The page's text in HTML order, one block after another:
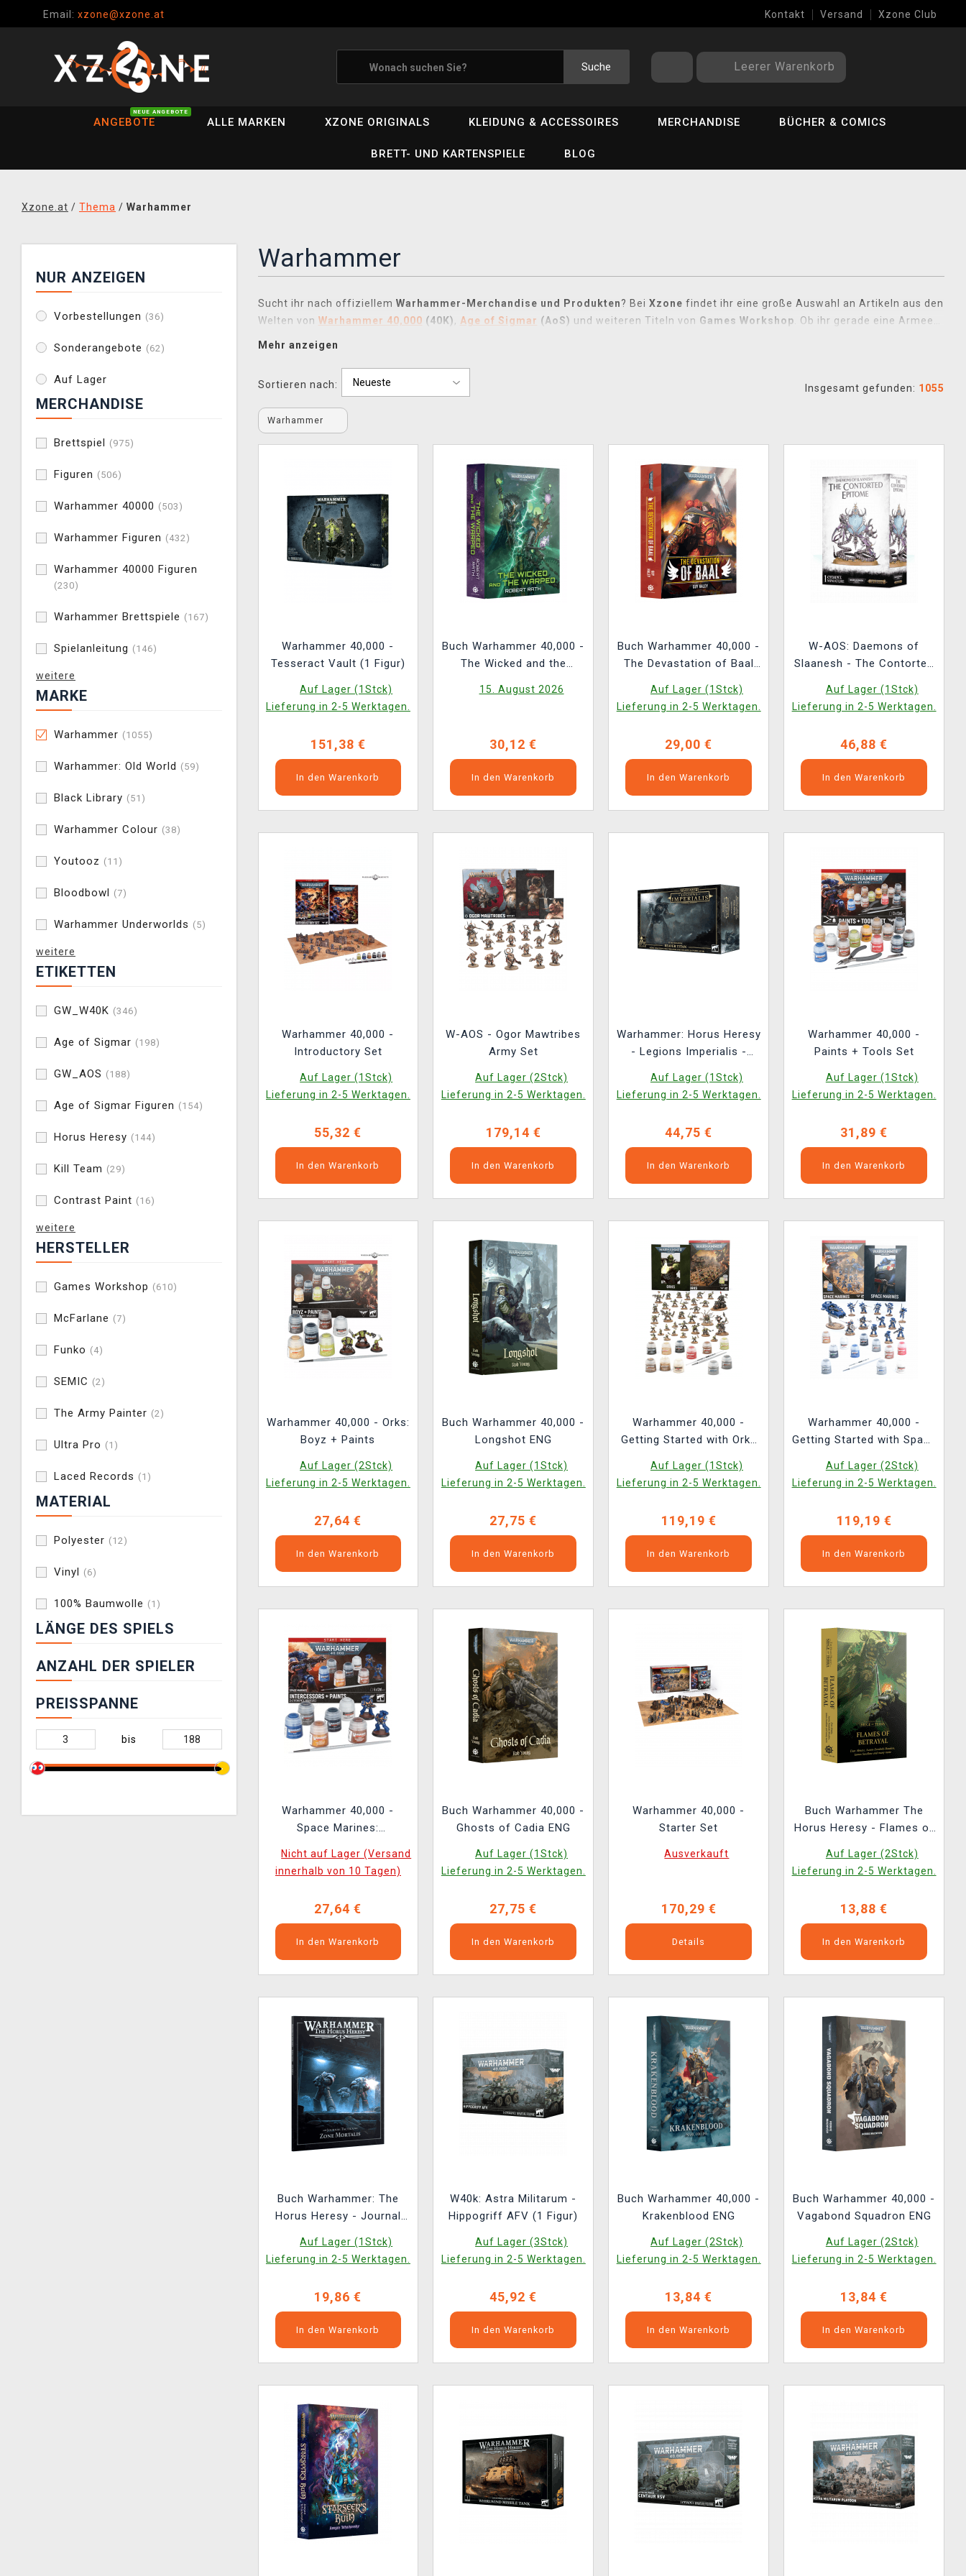
Email: xzone@xzone.at Kontakt Versand Xzone Club
Suche Leerer Warenkorb
ANGEBOTE
NEUE ANGEBOTE
ALLE MARKEN XZONE ORIGINALS KLEIDUNG & ACCESSOIRES MERCHANDISE BÜCHER & COMICS
BRETT- UND KARTENSPIELE BLOG
Xzone.at / Thema / Warhammer
NUR ANZEIGEN
Vorbestellungen (36)
Sonderangebote (62)
Auf Lager
MERCHANDISE
Brettspiel (975)
Figuren (506)
Warhammer 40000 (503)
Warhammer Figuren (432)
Warhammer 40000 Figuren
(230)
Warhammer Brettspiele (167)
Spielanleitung (146)
weitere
MARKE
Warhammer (1055)
Warhammer: Old World (59)
Black Library (51)
Warhammer Colour (38)
Youtooz (11)
Bloodbowl (7)
Warhammer Underworlds (5)
weitere
ETIKETTEN
GW_W40K (346)
Age of Sigmar (198)
GW_AOS (188)
Age of Sigmar Figuren (154)
Horus Heresy (144)
Kill Team (29)
Contrast Paint (16)
weitere
HERSTELLER
Games Workshop (610)
McFarlane (7)
Funko (4)
SEMIC (2)
The Army Painter (2)
Ultra Pro (1)
Laced Records (1)
MATERIAL
Polyester (12)
Vinyl (6)
100% Baumwolle (1)
LÄNGE DES SPIELS
ANZAHL DER SPIELER
PREISSPANNE
bis
Warhammer
Sucht ihr nach offiziellem Warhammer-Merchandise und Produkten? Bei Xzone findet ihr eine große Auswahl an Artikeln aus den
Welten von Warhammer 40,000 (40K), Age of Sigmar (AoS) und weiteren Titeln von Games Workshop . Ob ihr gerade eine Armee
umfasst die brutale Sci-Fi-Welt von
Heresysowie die Rückkehr des Klassikers
. Jedes System bietet eigene Fraktionen, Geschichten und Regeln – von
denSpace Marines
sofort ab Lager.
Mehr anzeigen
Sortieren nach: Insgesamt gefunden: 1055
Warhammer
Warhammer 40,000 -
Tesseract Vault (1 Figur)
Auf Lager (1Stck)
Lieferung in 2-5 Werktagen.
151,38 €
In den Warenkorb
Buch Warhammer 40,000 -
The Wicked and the
15. August 2026
30,12 €
In den Warenkorb
Buch Warhammer 40,000 -
The Devastation of Baal
Auf Lager (1Stck)
Lieferung in 2-5 Werktagen.
29,00 €
In den Warenkorb
W-AOS: Daemons of
Slaanesh - The Contorted
Auf Lager (1Stck)
Lieferung in 2-5 Werktagen.
46,88 €
In den Warenkorb
Warhammer 40,000 -
Introductory Set
Auf Lager (1Stck)
Lieferung in 2-5 Werktagen.
55,32 €
In den Warenkorb
W-AOS - Ogor Mawtribes
Army Set
Auf Lager (2Stck)
Lieferung in 2-5 Werktagen.
179,14 €
In den Warenkorb
Warhammer: Horus Heresy
- Legions Imperialis -
Titan with Graviton
Obliterator and Volkite
Auf Lager (1Stck)
Lieferung in 2-5 Werktagen.
44,75 €
In den Warenkorb
Warhammer 40,000 -
Paints + Tools Set
Auf Lager (1Stck)
Lieferung in 2-5 Werktagen.
31,89 €
In den Warenkorb
Warhammer 40,000 - Orks:
Boyz + Paints
Auf Lager (2Stck)
Lieferung in 2-5 Werktagen.
27,64 €
In den Warenkorb
Buch Warhammer 40,000 -
Longshot ENG
Auf Lager (1Stck)
Lieferung in 2-5 Werktagen.
27,75 €
In den Warenkorb
Warhammer 40,000 -
Getting Started with Orks
Auf Lager (1Stck)
Lieferung in 2-5 Werktagen.
119,19 €
In den Warenkorb
Warhammer 40,000 -
Getting Started with Space
Auf Lager (2Stck)
Lieferung in 2-5 Werktagen.
119,19 €
In den Warenkorb
Warhammer 40,000 -
Space Marines:
Nicht auf Lager (Versand
innerhalb von 10 Tagen)
27,64 €
In den Warenkorb
Buch Warhammer 40,000 -
Ghosts of Cadia ENG
Auf Lager (1Stck)
Lieferung in 2-5 Werktagen.
27,75 €
In den Warenkorb
Warhammer 40,000 -
Starter Set
Ausverkauft
170,29 €
Details
Buch Warhammer The
Horus Heresy - Flames of
Auf Lager (2Stck)
Lieferung in 2-5 Werktagen.
13,88 €
In den Warenkorb
Buch Warhammer: The
Horus Heresy - Journal
(2026)
Auf Lager (1Stck)
Lieferung in 2-5 Werktagen.
19,86 €
In den Warenkorb
W40k: Astra Militarum -
Hippogriff AFV (1 Figur)
Auf Lager (3Stck)
Lieferung in 2-5 Werktagen.
45,92 €
In den Warenkorb
Buch Warhammer 40,000 -
Krakenblood ENG
Auf Lager (2Stck)
Lieferung in 2-5 Werktagen.
13,84 €
In den Warenkorb
Buch Warhammer 40,000 -
Vagabond Squadron ENG
Auf Lager (2Stck)
Lieferung in 2-5 Werktagen.
13,84 €
In den Warenkorb